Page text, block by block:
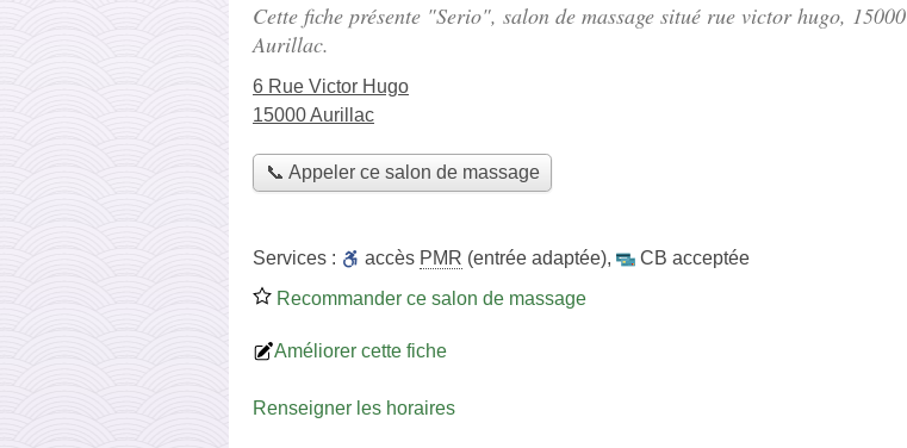
Cette fiche présente "Serio", salon de massage situé rue victor hugo, 15000
Aurillac.
6 Rue Victor Hugo
15000 Aurillac
📞 Appeler ce salon de massage
Services : accès PMR (entrée adaptée),
CB acceptée
Recommander ce salon de massage
Améliorer cette fiche
Renseigner les horaires